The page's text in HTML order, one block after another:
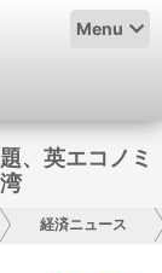
Menu
、英エコノミ
経済ニュース